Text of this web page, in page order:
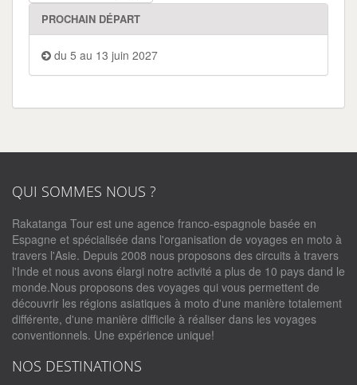
PROCHAIN DÉPART
du 5 au 13 juin 2027
QUI SOMMES NOUS ?
Rakatanga Tour est une agence franco-espagnole basée en
Espagne et spécialisée dans l'organisation de voyages en moto à
travers l'Asie. Depuis 2008 nous proposons des circuits à travers
l'Inde et nous avons élargi notre activité a plus de 10 pays dand le
monde.Nous proposons des voyages qui vous permettent de
découvrir les régions asiatiques à moto d'une manière totalement
différente, d'une manière difficile à réaliser dans les voyages
conventionnels. Une expérience unique!
NOS DESTINATIONS